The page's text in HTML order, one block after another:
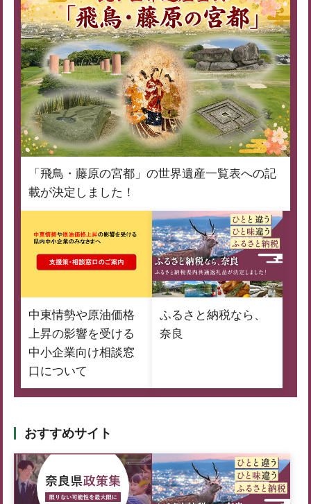
「飛鳥・藤原の宮都」の世界遺産一覧表への記
載が決定しました！
中東情勢や原油価格
上昇の影響を受ける
中小企業向け相談窓
口について
ふるさと納税なら、
奈良
おすすめサイト